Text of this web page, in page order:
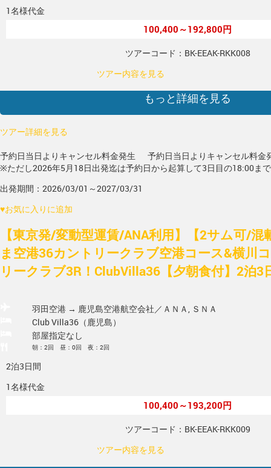
1名様代金
100,400～192,800円
ツアーコード：BK-EEAK-RKK008
ツアー内容を見る
もっと詳細を見る
ツアー詳細を見る
予約日当日よりキャンセル料金発生
予約日当日よりキャンセル料金
※ただし2026年5月18日出発迄は予約日から起算して3日目の18:00ま
出発期間：2026/03/01～2027/03/31
♥お気に入りに追加
【東京発/変動型運賃/ANA利用】【2サム可/
ま空港36カントリークラブ空港コース&横川
リークラブ3R！ClubVilla36【夕朝食付】2泊3
羽田空港 → 鹿児島空港航空会社／ＡＮＡ, ＳＮＡ
Club Villa36（鹿児島）
部屋指定なし
朝：2回 昼：0回 夜：2回
2泊3日間
1名様代金
100,400～193,200円
ツアーコード：BK-EEAK-RKK009
ツアー内容を見る